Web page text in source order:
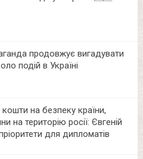
продовжує вигадувати
подій в Україні
на безпеку країни,
на територію росії: Євгеній
для дипломатів